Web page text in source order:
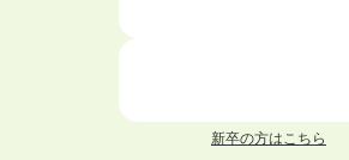
仕事が続かない人の特徴と対処法を解説！
面接 記事一覧
新卒の方はこちら